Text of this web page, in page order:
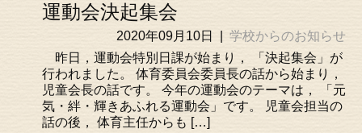
運動会決起集会
2020年09月10日
学校からのお知らせ
昨日，運動会特別日課が始まり， 「決起集会」が
行われました。 体育委員会委員長の話から始まり，
児童会長の話です。 今年の運動会のテーマは， 「元
気・絆・輝きあふれる運動会」です。 児童会担当の
話の後， 体育主任からも […]